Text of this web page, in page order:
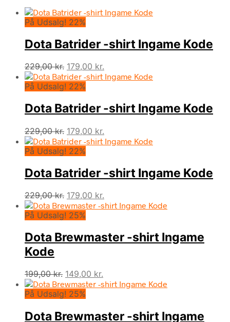
På Udsalg! 22%
Dota Batrider -shirt Ingame Kode
229,00kr. Den
oprindelige
pris
229,00 kr..
179,00 kr.
aktuelle
179,00 kr..
På Udsalg! 22%
Dota Batrider -shirt Ingame Kode
229,00kr. Den
oprindelige
pris
229,00 kr..
179,00 kr.
aktuelle
179,00 kr..
På Udsalg! 22%
Dota Batrider -shirt Ingame Kode
229,00kr. Den
oprindelige
pris
229,00 kr..
179,00 kr.
aktuelle
179,00 kr..
På Udsalg! 25%
Dota Brewmaster -shirt Ingame
Kode
199,00kr. Den
oprindelige
pris
199,00 kr..
149,00 kr.
aktuelle
149,00 kr..
På Udsalg! 25%
Dota Brewmaster -shirt Ingame